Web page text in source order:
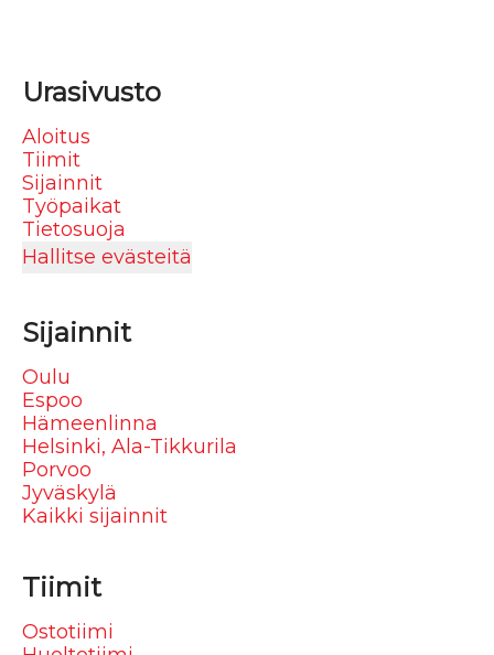
Urasivusto
Aloitus
Tiimit
Sijainnit
Työpaikat
Tietosuoja
Hallitse evästeitä
Sijainnit
Oulu
Espoo
Hämeenlinna
Helsinki, Ala-Tikkurila
Porvoo
Jyväskylä
Kaikki sijainnit
Tiimit
Ostotiimi